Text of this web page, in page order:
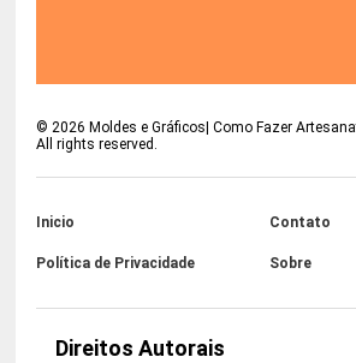
©2026 Moldes e Gráficos| Como Fazer
All rights reserved.
Inicio Contato
Política de Privacidade Sobre
Direitos Autorais